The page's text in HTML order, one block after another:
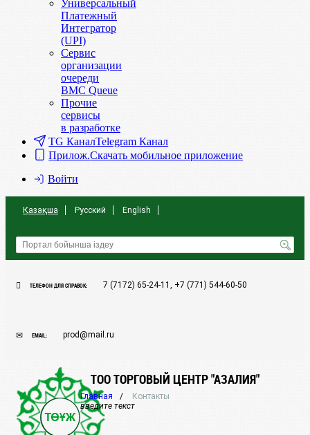
Универсальный
Платежный
Интегратор
(UPI)
Сервис
организации
очереди
BMC Queue
Прочие
сервисы
в разработке
TG КаналTelegram Канал
Прилож.Скачать мобильное приложение
Войти
Қазақша Русский English
ТЕЛЕФОН ДЛЯ СПРАВОК: 7 (7172) 65-24-11, +7 (771) 544-60-50
EMAIL: prod@mail.ru
ТОО ТОРГОВЫЙ ЦЕНТР "АЗАЛИЯ"
Главная
Контакты
введите текст